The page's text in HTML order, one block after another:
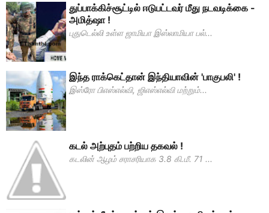
துப்பாக்கிச்சூட்டில் ஈடுபட்டவர் மீது நடவடிக்கை -
அமித்ஷா !
புதுடெல்லி உள்ள ஜாமியா இஸ்லாமியா பல்...
இந்த ராக்கெட்தான் இந்தியாவின் 'பாகுபலி' !
இஸ்ரோ பிஎஸ்எல்வி, ஜிஎஸ்எல்வி மற்றும்...
கடல் அற்புதம் பற்றிய தகவல் !
கடலின் ஆழம் சராசரியாக 3.8 கி.மீ. 71 ...